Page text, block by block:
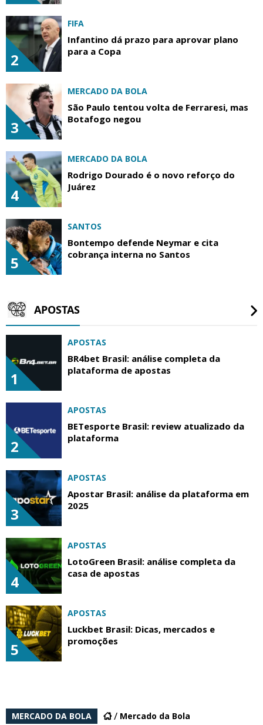
2
FIFA
Infantino dá prazo para aprovar plano
para a Copa
3
MERCADO DA BOLA
São Paulo tentou volta de Ferraresi, mas
Botafogo negou
4
MERCADO DA BOLA
Rodrigo Dourado é o novo reforço do
Juárez
5
SANTOS
Bontempo defende Neymar e cita
cobrança interna no Santos
APOSTAS
1
APOSTAS
BR4bet Brasil: análise completa da
plataforma de apostas
2
APOSTAS
BETesporte Brasil: review atualizado da
plataforma
3
APOSTAS
Apostar Brasil: análise da plataforma em
2025
4
APOSTAS
LotoGreen Brasil: análise completa da
casa de apostas
5
APOSTAS
Luckbet Brasil: Dicas, mercados e
promoções
MERCADO DA BOLA Mercado da Bola